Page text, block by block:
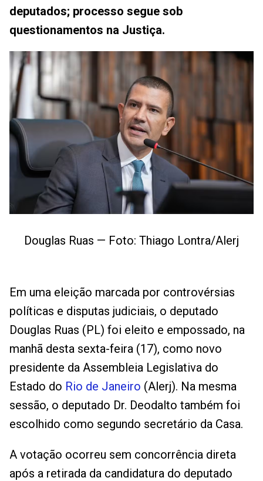
deputados; processo segue sob
questionamentos na Justiça.
Douglas Ruas — Foto: Thiago Lontra/Alerj
Em uma eleição marcada por controvérsias
políticas e disputas judiciais, o deputado
Douglas Ruas (PL) foi eleito e empossado, na
manhã desta sexta-feira (17), como novo
presidente da Assembleia Legislativa do
Estado do Rio de Janeiro (Alerj). Na mesma
sessão, o deputado Dr. Deodalto também foi
escolhido como segundo secretário da Casa.
A votação ocorreu sem concorrência direta
após a retirada da candidatura do deputado